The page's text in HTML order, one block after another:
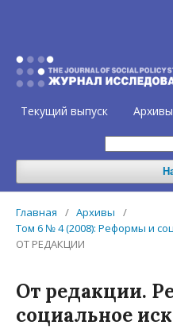
Текущий выпуск Архивы
Главная / Архивы
/
Том 6 № 4 (2008): Реформы и
ОТ РЕДАКЦИИ
От редакции.
социальное